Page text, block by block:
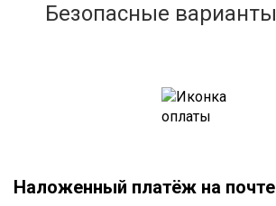
Безопасные варианты
Наложенный платёж на почте